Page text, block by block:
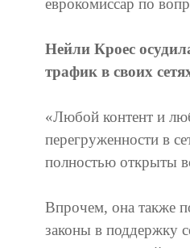
еврокомиссар по
Нейли Кроес
трафик в своих
«Любой контент и
перегруженности в
полностью открыты
Впрочем, она также
законы в поддержку